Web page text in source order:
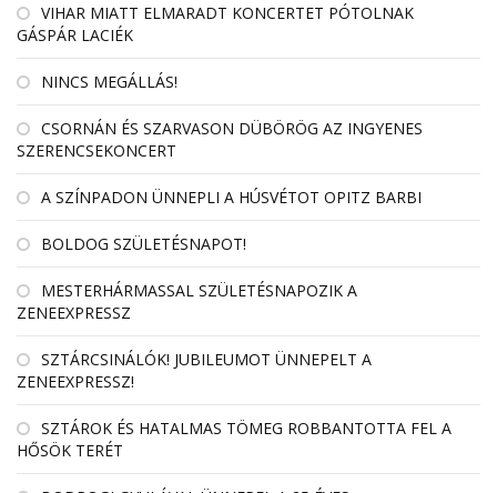
VIHAR MIATT ELMARADT KONCERTET PÓTOLNAK
GÁSPÁR LACIÉK
NINCS MEGÁLLÁS!
CSORNÁN ÉS SZARVASON DÜBÖRÖG AZ INGYENES
SZERENCSEKONCERT
A SZÍNPADON ÜNNEPLI A HÚSVÉTOT OPITZ BARBI
BOLDOG SZÜLETÉSNAPOT!
MESTERHÁRMASSAL SZÜLETÉSNAPOZIK A
ZENEEXPRESSZ
SZTÁRCSINÁLÓK! JUBILEUMOT ÜNNEPELT A
ZENEEXPRESSZ!
SZTÁROK ÉS HATALMAS TÖMEG ROBBANTOTTA FEL A
HŐSÖK TERÉT